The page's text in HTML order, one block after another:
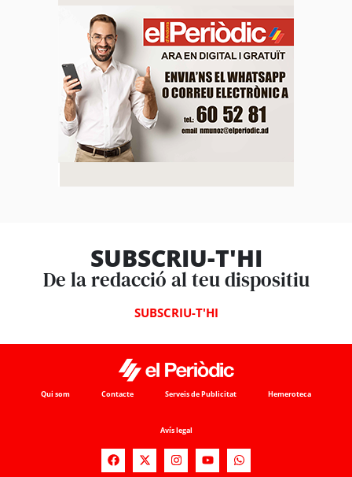
SUBSCRIU-T'HI
De la redacció al teu dispositiu
SUBSCRIU-T'HI
Qui som Contacte Serveis de Publicitat Hemeroteca
Avís legal